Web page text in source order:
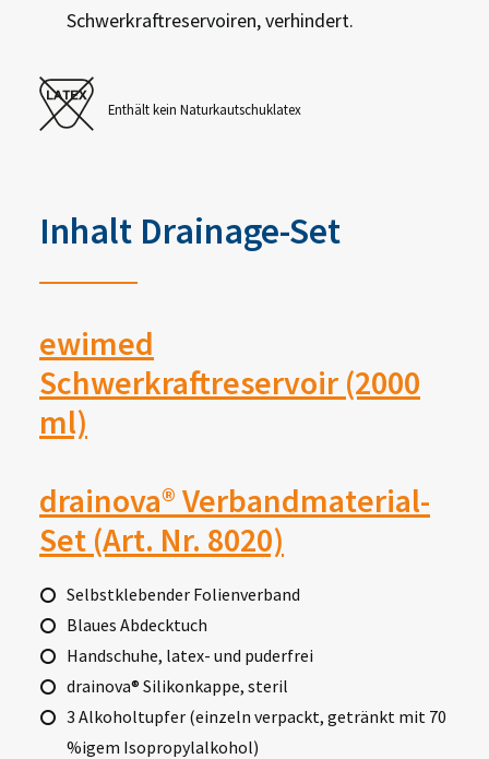
Schwerkraftreservoiren, verhindert.
Enthält kein Naturkautschuklatex
Inhalt Drainage-Set
ewimed
Schwerkraftreservoir (2000
ml)
drainova® Verbandmaterial-
Set (Art. Nr. 8020)
Selbstklebender Folienverband
Blaues Abdecktuch
Handschuhe, latex- und puderfrei
drainova® Silikonkappe, steril
3 Alkoholtupfer (einzeln verpackt, getränkt mit 70
%igem Isopropylalkohol)